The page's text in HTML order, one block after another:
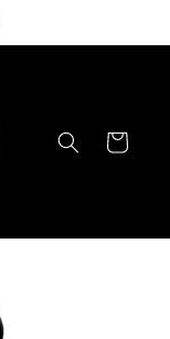
Carrito